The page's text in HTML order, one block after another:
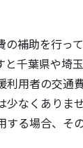
の補助を行っ
と千葉県や埼
利用者の交通
少なくありま
する場合、そ